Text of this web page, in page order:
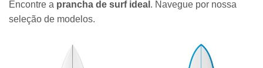
Encontre a prancha de surf ideal . Navegue por nossa
seleção de modelos.